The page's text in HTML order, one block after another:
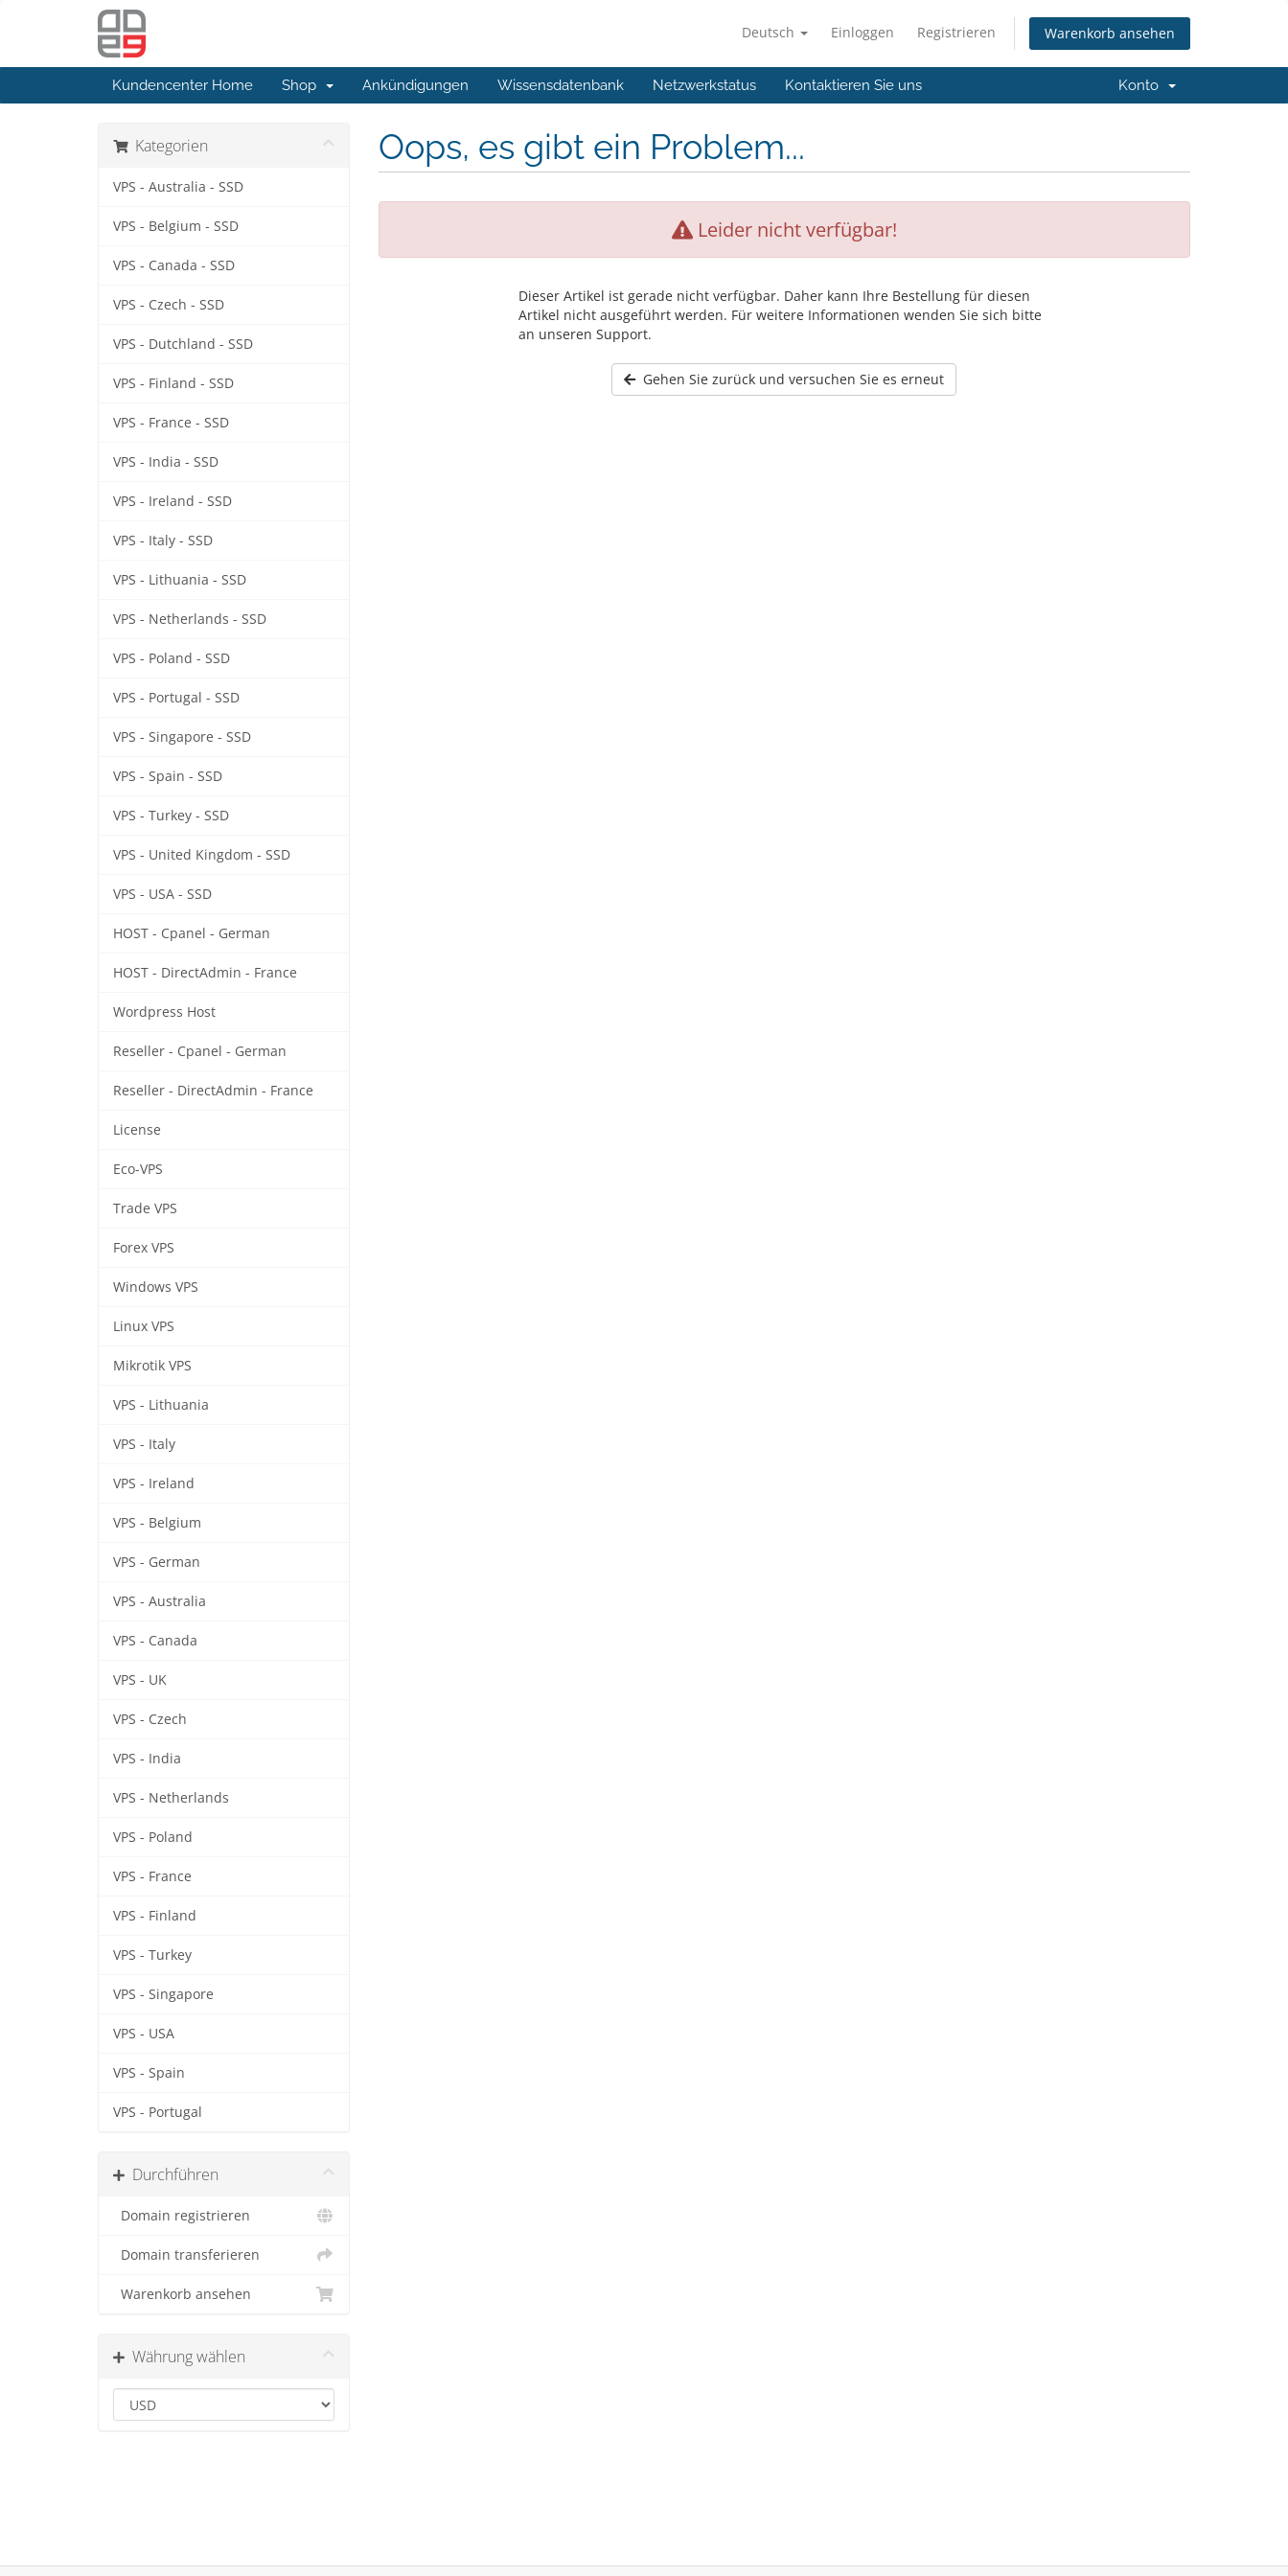
Deutsch Einloggen Registrieren Warenkorb ansehen
Kundencenter Home Shop Ankündigungen Wissensdatenbank Netzwerkstatus Kontaktieren Sie uns Konto
Kategorien
VPS - Australia - SSD
VPS - Belgium - SSD
VPS - Canada - SSD
VPS - Czech - SSD
VPS - Dutchland - SSD
VPS - Finland - SSD
VPS - France - SSD
VPS - India - SSD
VPS - Ireland - SSD
VPS - Italy - SSD
VPS - Lithuania - SSD
VPS - Netherlands - SSD
VPS - Poland - SSD
VPS - Portugal - SSD
VPS - Singapore - SSD
VPS - Spain - SSD
VPS - Turkey - SSD
VPS - United Kingdom - SSD
VPS - USA - SSD
HOST - Cpanel - German
HOST - DirectAdmin - France
Wordpress Host
Reseller - Cpanel - German
Reseller - DirectAdmin - France
License
Eco-VPS
Trade VPS
Forex VPS
Windows VPS
Linux VPS
Mikrotik VPS
VPS - Lithuania
VPS - Italy
VPS - Ireland
VPS - Belgium
VPS - German
VPS - Australia
VPS - Canada
VPS - UK
VPS - Czech
VPS - India
VPS - Netherlands
VPS - Poland
VPS - France
VPS - Finland
VPS - Turkey
VPS - Singapore
VPS - USA
VPS - Spain
VPS - Portugal
Durchführen
Domain registrieren
Domain transferieren
Warenkorb ansehen
Währung wählen
Oops, es gibt ein Problem...
Leider nicht verfügbar!
Dieser Artikel ist gerade nicht verfügbar. Daher kann Ihre Bestellung für diesen
Artikel nicht ausgeführt werden. Für weitere Informationen wenden Sie sich bitte
an unseren Support.
Gehen Sie zurück und versuchen Sie es erneut